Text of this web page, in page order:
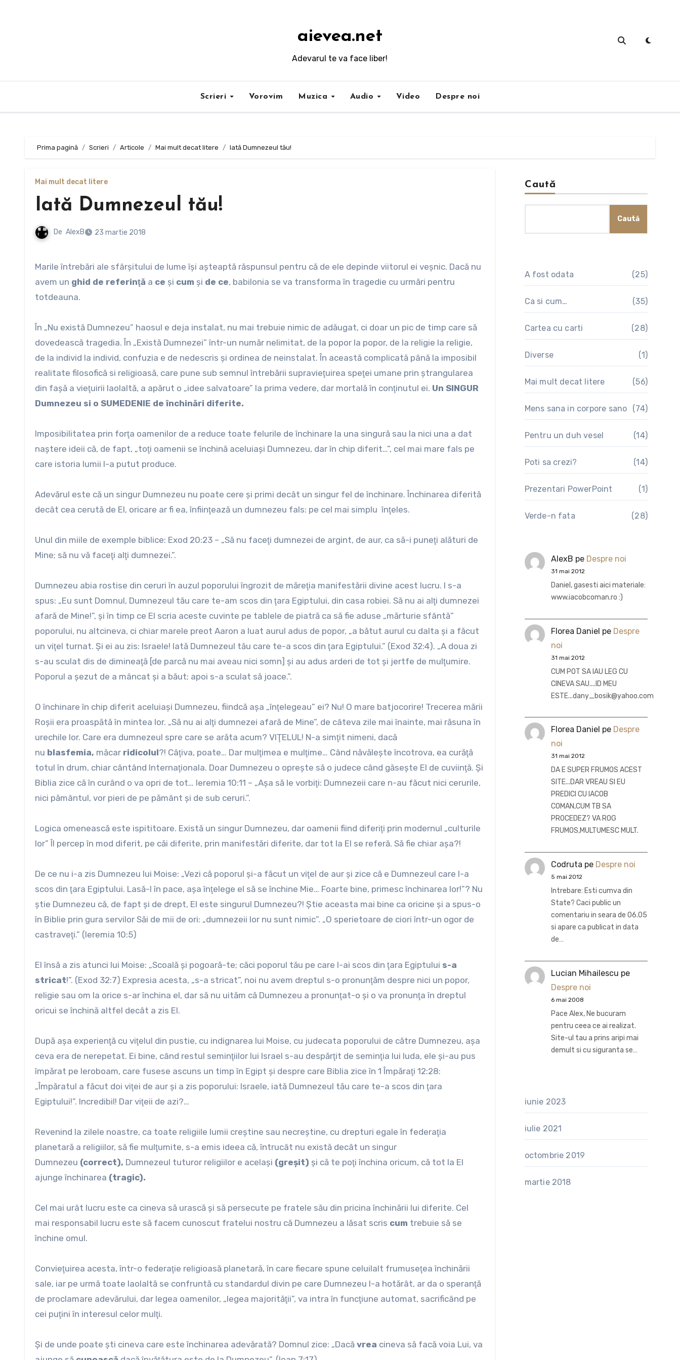
aievea.net
Adevarul te va face liber!
Scrieri Vorovim Muzica Audio Video Despre noi
Prima pagină Scrieri Articole Mai mult decat litere Iată Dumnezeul tău!
Mai mult decat litere
Iată Dumnezeul tău!
De AlexB 23 martie 2018
Marile întrebări ale sfârşitului de lume îşi aşteaptă răspunsul pentru că de ele depinde viitorul ei veşnic. Dacă nu
avem un ghid de referinţă a ce şi cum şi de ce, babilonia se va transforma în tragedie cu urmări pentru
totdeauna.
În „Nu există Dumnezeu” haosul e deja instalat, nu mai trebuie nimic de adăugat, ci doar un pic de timp care să
dovedească tragedia. În „Există Dumnezei” într-un număr nelimitat, de la popor la popor, de la religie la religie,
de la individ la individ, confuzia e de nedescris şi ordinea de neinstalat. În această complicată până la imposibil
realitate filosofică si religioasă, care pune sub semnul întrebării supravieţuirea speţei umane prin ştrangularea
din faşă a vieţuirii laolaltă, a apărut o „idee salvatoare” la prima vedere, dar mortală în conţinutul ei. Un SINGUR
Dumnezeu si o SUMEDENIE de închinări diferite.
Imposibilitatea prin forţa oamenilor de a reduce toate felurile de închinare la una singură sau la nici una a dat
naştere ideii că, de fapt, „toţi oamenii se închină aceluiaşi Dumnezeu, dar în chip diferit…”, cel mai mare fals pe
care istoria lumii l-a putut produce.
Adevărul este că un singur Dumnezeu nu poate cere şi primi decât un singur fel de închinare. Închinarea diferită
decât cea cerută de El, oricare ar fi ea, înfiinţează un dumnezeu fals: pe cel mai simplu înţeles.
Unul din miile de exemple biblice: Exod 20:23 – „Să nu faceţi dumnezei de argint, de aur, ca să-i puneţi alături de
Mine; să nu vă faceţi alţi dumnezei.”.
Dumnezeu abia rostise din ceruri în auzul poporului îngrozit de măreţia manifestării divine acest lucru. I s-a
spus: „Eu sunt Domnul, Dumnezeul tău care te-am scos din ţara Egiptului, din casa robiei. Să nu ai alţi dumnezei
afară de Mine!”, şi în timp ce El scria aceste cuvinte pe tablele de piatră ca să fie aduse „mărturie sfântă”
poporului, nu altcineva, ci chiar marele preot Aaron a luat aurul adus de popor, „a bătut aurul cu dalta şi a făcut
un viţel turnat. Şi ei au zis: Israele! Iată Dumnezeul tău care te-a scos din ţara Egiptului.” (Exod 32:4). „A doua zi
s-au sculat dis de dimineaţă [de parcă nu mai aveau nici somn] şi au adus arderi de tot şi jertfe de mulţumire.
Poporul a şezut de a mâncat şi a băut; apoi s-a sculat să joace.”.
O închinare în chip diferit aceluiaşi Dumnezeu, fiindcă aşa „înţelegeau” ei? Nu! O mare batjocorire! Trecerea mării
Roşii era proaspătă în mintea lor. „Să nu ai alţi dumnezei afară de Mine”, de câteva zile mai înainte, mai răsuna în
urechile lor. Care era dumnezeul spre care se arăta acum? VIŢELUL! N-a simţit nimeni, dacă
nu blasfemia, măcar ridicolul?! Câţiva, poate… Dar mulţimea e mulţime… Când năvăleşte încotrova, ea curăţă
totul în drum, chiar cântând Internaţionala. Doar Dumnezeu o opreşte să o judece când găseşte El de cuviinţă. Şi
Biblia zice că în curând o va opri de tot… Ieremia 10:11 – „Aşa să le vorbiţi: Dumnezeii care n-au făcut nici cerurile,
nici pământul, vor pieri de pe pământ şi de sub ceruri.”.
Logica omenească este ispititoare. Există un singur Dumnezeu, dar oamenii fiind diferiţi prin modernul „culturile
lor” Îl percep în mod diferit, pe căi diferite, prin manifestări diferite, dar tot la El se referă. Să fie chiar aşa?!
De ce nu i-a zis Dumnezeu lui Moise: „Vezi că poporul şi-a făcut un viţel de aur şi zice că e Dumnezeul care l-a
scos din ţara Egiptului. Lasă-l în pace, aşa înţelege el să se închine Mie… Foarte bine, primesc închinarea lor!”? Nu
ştie Dumnezeu că, de fapt şi de drept, El este singurul Dumnezeu?! Ştie aceasta mai bine ca oricine şi a spus-o
în Biblie prin gura servilor Săi de mii de ori: „dumnezeii lor nu sunt nimic”. „O sperietoare de ciori într-un ogor de
castraveţi.” (Ieremia 10:5)
El însă a zis atunci lui Moise: „Scoală şi pogoară-te; căci poporul tău pe care l-ai scos din ţara Egiptului s-a
stricat!”. (Exod 32:7) Expresia acesta, „s-a stricat”, noi nu avem dreptul s-o pronunţăm despre nici un popor,
religie sau om la orice s-ar închina el, dar să nu uităm că Dumnezeu a pronunţat-o şi o va pronunţa în dreptul
oricui se închină altfel decât a zis El.
După aşa experienţă cu viţelul din pustie, cu indignarea lui Moise, cu judecata poporului de către Dumnezeu, aşa
ceva era de nerepetat. Ei bine, când restul seminţiilor lui Israel s-au despărţit de seminţia lui Iuda, ele şi-au pus
împărat pe Ieroboam, care fusese ascuns un timp în Egipt şi despre care Biblia zice în 1 Împăraţi 12:28:
„Împăratul a făcut doi viţei de aur şi a zis poporului: Israele, iată Dumnezeul tău care te-a scos din ţara
Egiptului!”. Incredibil! Dar viţeii de azi?…
Revenind la zilele noastre, ca toate religiile lumii creştine sau necreştine, cu drepturi egale în federaţia
planetară a religiilor, să fie mulţumite, s-a emis ideea că, întrucât nu există decât un singur
Dumnezeu (correct), Dumnezeul tuturor religiilor e acelaşi (greşit) şi că te poţi închina oricum, că tot la El
ajunge închinarea (tragic).
Cel mai urât lucru este ca cineva să urască şi să persecute pe fratele său din pricina închinării lui diferite. Cel
mai responsabil lucru este să facem cunoscut fratelui nostru că Dumnezeu a lăsat scris cum trebuie să se
închine omul.
Convieţuirea acesta, într-o federaţie religioasă planetară, în care fiecare spune celuilalt frumuseţea închinării
sale, iar pe urmă toate laolaltă se confruntă cu standardul divin pe care Dumnezeu l-a hotărât, ar da o speranţă
de proclamare adevărului, dar legea oamenilor, „legea majorităţii”, va intra în funcţiune automat, sacrificând pe
cei puţini în interesul celor mulţi.
Şi de unde poate şti cineva care este închinarea adevărată? Domnul zice: „Dacă vrea cineva să facă voia Lui, va
Caută
Caută
A fost odata (25)
Ca si cum… (35)
Cartea cu carti (28)
Diverse (1)
Mai mult decat litere (56)
Mens sana in corpore sano (74)
Pentru un duh vesel (14)
Poti sa crezi? (14)
Prezentari PowerPoint (1)
Verde-n fata (28)
AlexB pe Despre noi
31 mai 2012
Daniel, gasesti aici materiale:
www.iacobcoman.ro :)
Florea Daniel pe Despre
noi
31 mai 2012
CUM POT SA IAU LEG CU
CINEVA SAU....ID MEU
ESTE...dany_bosik@yahoo.com
Florea Daniel pe Despre
noi
31 mai 2012
DA E SUPER FRUMOS ACEST
SITE...DAR VREAU SI EU
PREDICI CU IACOB
COMAN,CUM TB SA
PROCEDEZ? VA ROG
FRUMOS,MULTUMESC MULT.
Codruta pe Despre noi
5 mai 2012
Intrebare: Esti cumva din
State? Caci public un
comentariu in seara de 06.05
si apare ca publicat in data
de…
Lucian Mihailescu pe
Despre noi
6 mai 2008
Pace Alex, Ne bucuram
pentru ceea ce ai realizat.
Site-ul tau a prins aripi mai
demult si cu siguranta se…
iunie 2023
iulie 2021
octombrie 2019
martie 2018